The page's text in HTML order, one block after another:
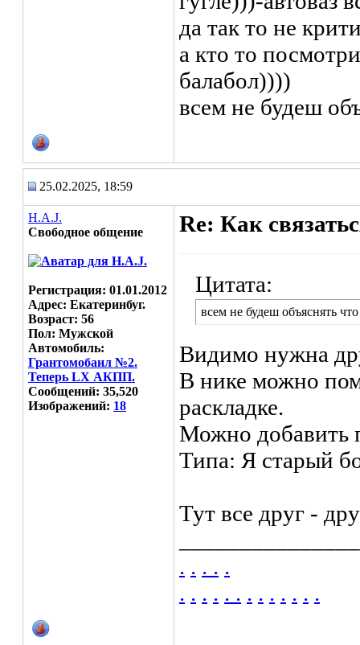
да так то не
а кто то
балабол))))
всем не будеш
25.02.2025, 18:59
H.A.J.
Свободное общение
Регистрация: 01.01.2012
Адрес: Екатеринбуг.
Возраст: 56
Пол: Мужской
Автомобиль:
Грантомобаил №2.
Теперь LX АКПП.
Сообщений: 35,520
Изображений: 18
Re: Как
Цитата:
всем не будеш объяснять
Видимо нужна
В нике можно
раскладке.
Можно добавить
Типа: Я старый
Тут все друг -
. . . . .
. . . . . . . . . . . . .